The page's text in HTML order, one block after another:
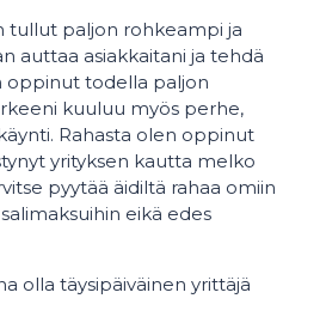
tullut paljon rohkeampi ja
auttaa asiakkaitani ja tehdä
oppinut todella paljon
kuuluu myös perhe,
Rahasta olen oppinut
yrityksen kautta melko
pyytää äidiltä rahaa omiin
eikä edes
olla täysipäiväinen yrittäjä